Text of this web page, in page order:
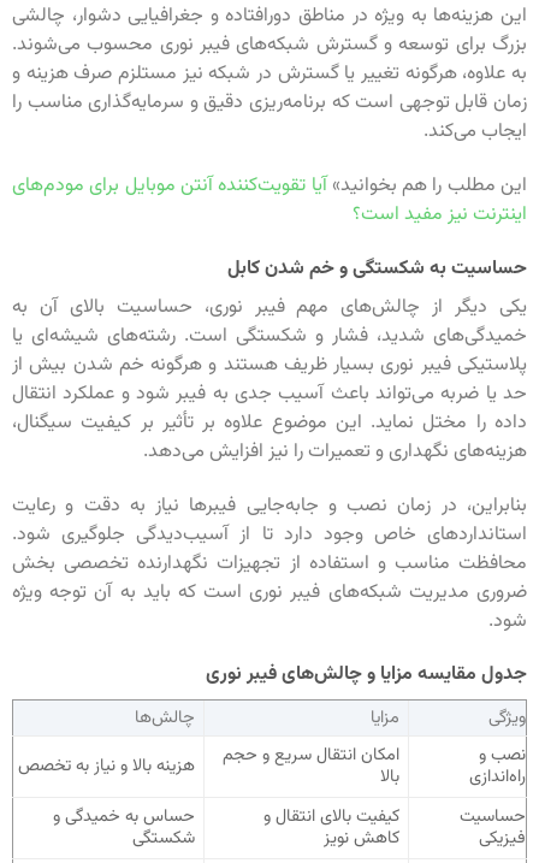
این هزینه‌ها به ویژه در مناطق دورافتاده و جغرافیایی دشوار، چالشی
بزرگ برای توسعه و گسترش شبکه‌های فیبر نوری محسوب می‌شوند.
به علاوه، هرگونه تغییر یا گسترش در شبکه نیز مستلزم صرف هزینه و
زمان قابل توجهی است که برنامه‌ریزی دقیق و سرمایه‌گذاری مناسب را
ایجاب می‌کند.
این مطلب را هم بخوانید»آیا تقویت‌کننده آنتن موبایل برای مودم‌های
اینترنت نیز مفید است؟
حساسیت به شکستگی و خم شدن کابل
یکی دیگر از چالش‌های مهم فیبر نوری، حساسیت بالای آن به
خمیدگی‌های شدید، فشار و شکستگی است. رشته‌های شیشه‌ای یا
پلاستیکی فیبر نوری بسیار ظریف هستند و هرگونه خم شدن بیش از
حد یا ضربه می‌تواند باعث آسیب جدی به فیبر شود و عملکرد انتقال
داده را مختل نماید. این موضوع علاوه بر تأثیر بر کیفیت سیگنال،
هزینه‌های نگهداری و تعمیرات را نیز افزایش می‌دهد.
بنابراین، در زمان نصب و جابه‌جایی فیبرها نیاز به دقت و رعایت
استانداردهای خاص وجود دارد تا از آسیب‌دیدگی جلوگیری شود.
محافظت مناسب و استفاده از تجهیزات نگهدارنده تخصصی بخش
ضروری مدیریت شبکه‌های فیبر نوری است که باید به آن توجه ویژه
شود.
جدول مقایسه مزایا و چالش‌های فیبر نوری
ویژگی مزایا
چالش‌ها
نصب و
راه‌اندازی
امکان انتقال سریع و حجم
بالا
هزینه بالا و نیاز به تخصص
حساسیت
فیزیکی
کیفیت بالای انتقال و
کاهش نویز
حساس به خمیدگی و
شکستگی